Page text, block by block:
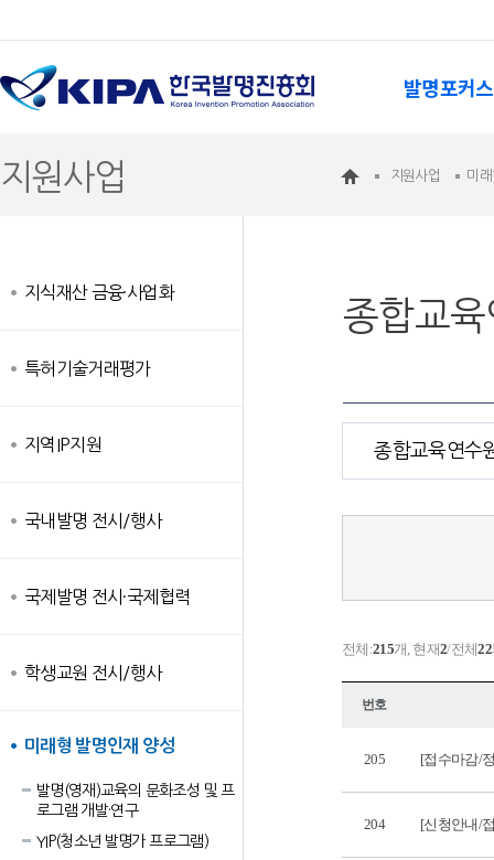
발명포커스
지원사업 지원사업 미
지식재산 금융·사업화
특허기술거래평가
지역IP지원
국내발명 전시/행사
국제발명 전시·국제협력
학생교원 전시/행사
미래형 발명인재 양성
발명(영재)교육의 문화조성 및 프
로그램 개발·연구
YIP(청소년 발명가 프로그램)
종합교
종합교육연수
전체:215개, 현재2/전체22
번호
205 [접수마감/
204 [신청안내/